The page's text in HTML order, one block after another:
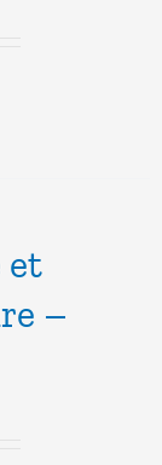
et
–